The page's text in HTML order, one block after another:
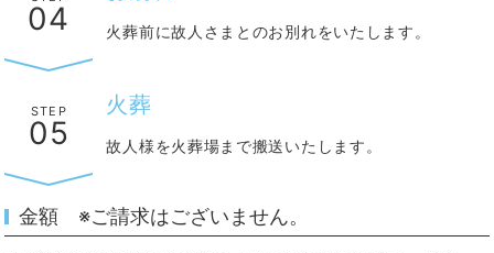
04 火葬前に故人さまとのお別れをいたします。
STEP
05
火葬
故人様を火葬場まで搬送いたします。
金額 ※ご請求はございません。